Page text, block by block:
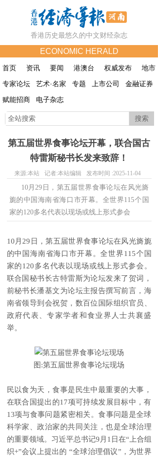
首页 资讯 要闻 港澳台 权威发布
地市
专家论坛
艺术·名家 专题 上市公司
金融证券
赋能招商
电子杂志
ECONOMIC HERALD
香港历史最悠久的中文财经杂志
搜索
第五届世界食事论坛开幕，联合国古
特雷斯秘书长发来致辞！
来源:本站 记者:本站编辑 发布时间 :2025-11-04
10月29日，第五届世界食事论坛在风光旖
旎的中国海南省海口市开幕。全世界115个国
家的120多名代表以现场或线上形式参会
10月29日，第五届世界食事论坛在风光旖旎
的中国海南省海口市开幕。全世界115个国
家的120多名代表以现场或线上形式参会。
联合国秘书长古特雷斯为论坛发来了贺词，
前秘书长潘基文为论坛主报告撰写前言，海
南省领导到会祝贺，数百位国际组织官员、
政府代表、专家学者和食业界人士共襄盛
举。
图:第五届世界食事论坛现场
民以食为天，食事是民生中最重要的大事，
在联合国提出的17项可持续发展目标中，有
13项与食事问题紧密相关。食事问题是全球
科学家、政治家的共同关注，也是全球治理
的重要领域。习近平总书记9月1日在“上合组
织+”会议上提出的 “全球治理倡议”，为世界